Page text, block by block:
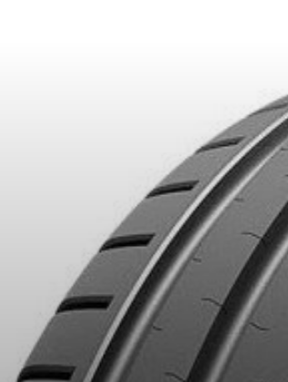
POUR UN TEMPS LIMITÉ SUR PRODUITS SÉLECTIONNÉS.